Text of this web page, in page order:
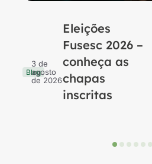
Blog
3 de
agosto
de 2026
Eleições
Fusesc 2026 –
conheça as
chapas
inscritas